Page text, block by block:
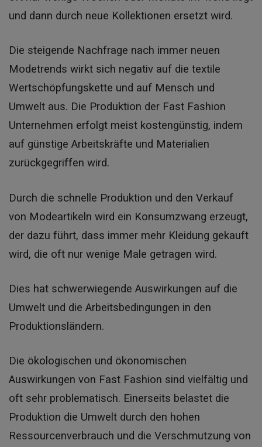
und dann durch neue Kollektionen ersetzt wird.
Die steigende Nachfrage nach immer neuen
Modetrends wirkt sich negativ auf die textile
Wertschöpfungskette und auf Mensch und
Umwelt aus. Die Produktion der Fast Fashion
Unternehmen erfolgt meist kostengünstig, indem
auf günstige Arbeitskräfte und Materialien
zurückgegriffen wird.
Durch die schnelle Produktion und den Verkauf
von Modeartikeln wird ein Konsumzwang erzeugt,
der dazu führt, dass immer mehr Kleidung gekauft
wird, die oft nur wenige Male getragen wird.
Dies hat schwerwiegende Auswirkungen auf die
Umwelt und die Arbeitsbedingungen in den
Produktionsländern.
Die ökologischen und ökonomischen
Auswirkungen von Fast Fashion sind vielfältig und
oft sehr problematisch. Einerseits belastet die
Produktion die Umwelt durch den hohen
Ressourcenverbrauch und die Verschmutzung von